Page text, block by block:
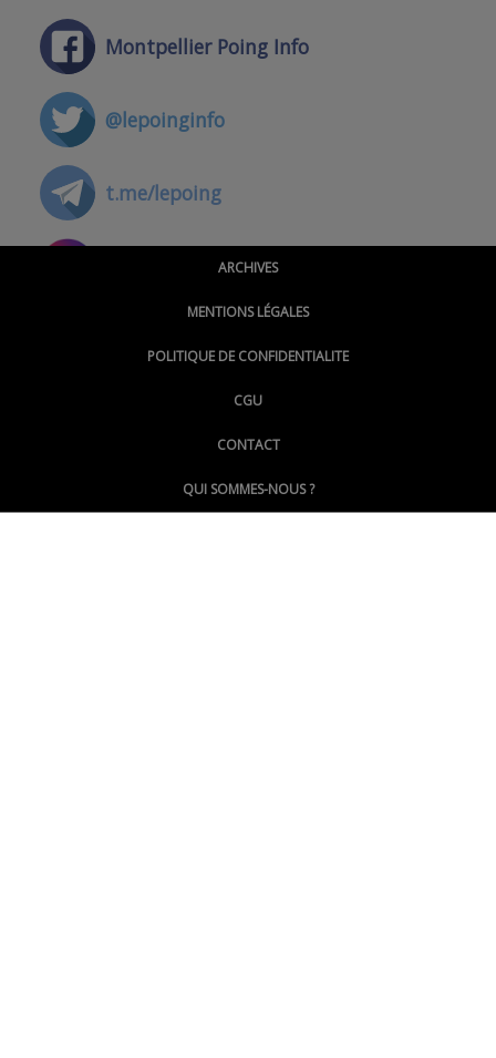
Montpellier Poing Info
@lepoinginfo
t.me/lepoing
@montpellierpoinginfo
@LePoingMontpellier
ARCHIVES
MENTIONS LÉGALES
POLITIQUE DE CONFIDENTIALITE
CGU
CONTACT
QUI SOMMES-NOUS ?